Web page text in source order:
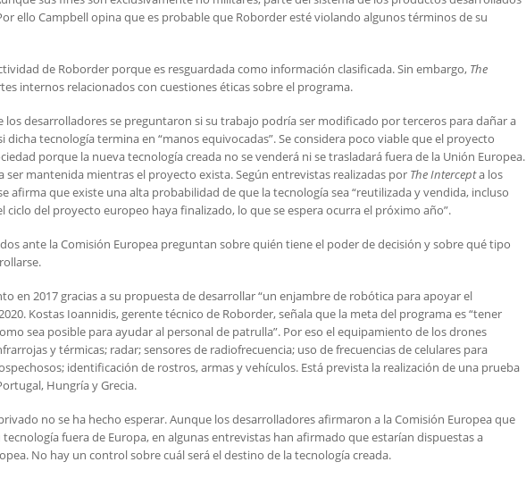
ello Campbell opina que es probable que Roborder esté violando algunos términos de su
de Roborder porque es resguardada como información clasificada. Sin embargo, The
internos relacionados con cuestiones éticas sobre el programa.
los desarrolladores se preguntaron si su trabajo podría ser modificado por terceros para dañar a
dicha tecnología termina en “manos equivocadas”. Se considera poco viable que el proyecto
porque la nueva tecnología creada no se venderá ni se trasladará fuera de la Unión Europea.
ser mantenida mientras el proyecto exista. Según entrevistas realizadas por The Intercepta los
afirma que existe una alta probabilidad de que la tecnología sea “reutilizada y vendida, incluso
ciclo del proyecto europeo haya finalizado, lo que se espera ocurra el próximo año”.
ante la Comisión Europea preguntan sobre quién tiene el poder de decisión y sobre qué tipo
en 2017 gracias a su propuesta de desarrollar “un enjambre de robótica para apoyar el
Kostas Ioannidis, gerente técnico de Roborder, señala que la meta del programa es “tener
sea posible para ayudar al personal de patrulla”. Por eso el equipamiento de los drones
y térmicas; radar; sensores de radiofrecuencia; uso de frecuencias de celulares para
identificación de rostros, armas y vehículos. Está prevista la realización de una prueba
Hungría y Grecia.
no se ha hecho esperar. Aunque los desarrolladores afirmaron a la Comisión Europea que
fuera de Europa, en algunas entrevistas han afirmado que estarían dispuestas a
No hay un control sobre cuál será el destino de la tecnología creada.